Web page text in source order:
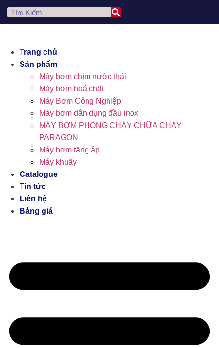
Trang chủ
Sản phẩm
Máy bơm chìm nước thải
Máy bơm hoá chất
Máy Bơm Công Nghiệp
Máy bơm dân dụng đầu inox
MÁY BƠM PHÒNG CHÁY CHỮA CHÁY
PARAGON
Máy bơm tăng áp
Máy khuấy
Catalogue
Tin tức
Liên hệ
Bảng giá